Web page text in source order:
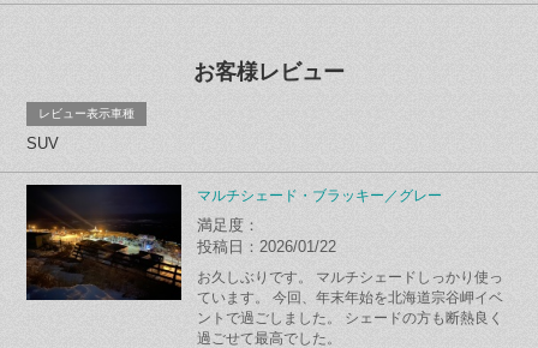
お客様レビュー
レビュー表示車種
SUV
マルチシェード・ブラッキー／グレー
満足度：
投稿日：2026/01/22
お久しぶりです。 マルチシェードしっかり使っ
ています。 今回、年末年始を北海道宗谷岬イベ
ントで過ごしました。 シェードの方も断熱良く
過ごせて最高でした。